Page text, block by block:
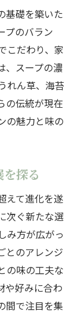
基礎を築いた
プのバラン
こだわり、家
、スープの濃
れん草、海苔
の伝統が現在
の魅力と味の
探る
えて進化を遂
次ぐ新たな選
み方が広がっ
とのアレンジ
の味の工夫な
や好みに合わ
間で注目を集